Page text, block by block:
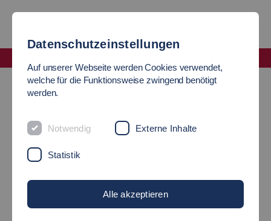
Sekretariat Mobilität und Technik
SEKRETARIAT FAKULTÄT
MOBILITÄT UND TECHNIK
Datenschutzeinstellungen
Auf unserer Webseite werden Cookies verwendet,
welche für die Funktionsweise zwingend benötigt
werden.
Notwendig Externe Inhalte
Statistik
Alle akzeptieren